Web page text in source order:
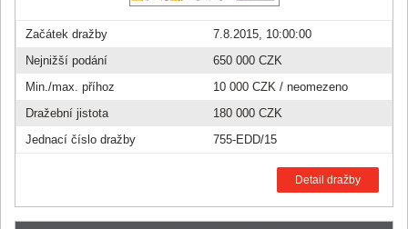
Začátek dražby
7.8.2015, 10:00:00
Nejnižší podání
650 000 CZK
Min./max. příhoz
10 000 CZK / neomezeno
Dražební jistota
180 000 CZK
Jednací číslo dražby
755-EDD/15
Detail dražby